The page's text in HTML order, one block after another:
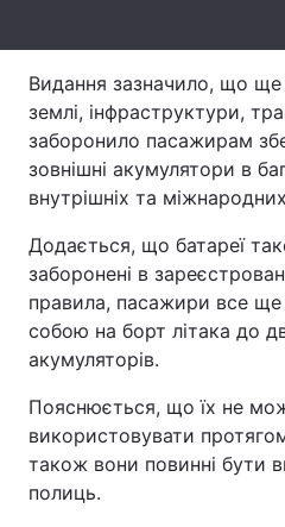
Тема оформлення
Видання зазначило, що ще
землі, інфраструктури,
заборонило пасажирам
зовнішні акумулятори в
внутрішніх та
Додається, що батареї
заборонені в
правила, пасажири все
собою на борт літака до
акумуляторів.
Пояснюється, що їх не
використовувати
також вони повинні бути
полиць.